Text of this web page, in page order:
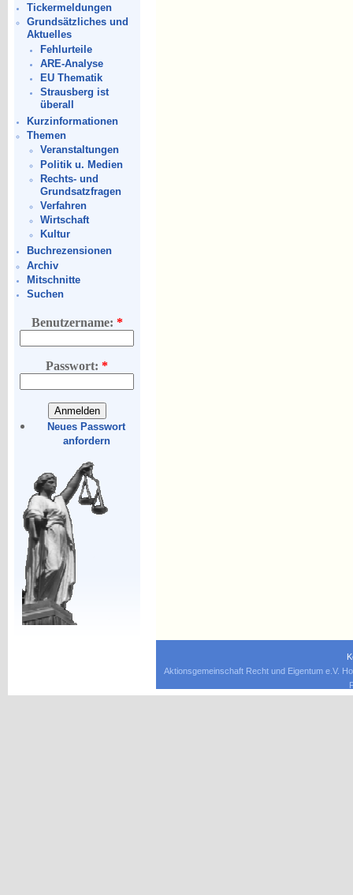
Tickermeldungen
Grundsätzliches und
Aktuelles
Fehlurteile
ARE-Analyse
EU Thematik
Strausberg ist
überall
Kurzinformationen
Themen
Veranstaltungen
Politik u. Medien
Rechts- und
Grundsatzfragen
Verfahren
Wirtschaft
Kultur
Buchrezensionen
Archiv
Mitschnitte
Suchen
Benutzername: *
Passwort:*
Neues Passwort
anfordern
Aktionsgemeinschaft Recht und Eigentum e.V.